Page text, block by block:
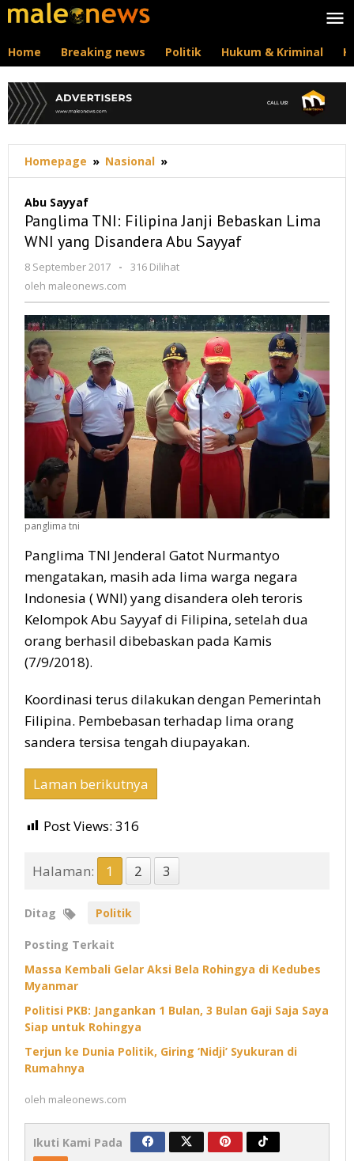
Lewati
ke
Home Breaking news Politik Hukum & Kriminal
Homepage » Nasional »
TNI:
Bebaskan
Lima
WNI
Sayyaf
Abu Sayyaf
Panglima TNI: Filipina Janji Bebaskan Lima
WNI yang Disandera Abu Sayyaf
8 September 2017
oleh
-
316 Dilihat
oleh maleonews.com
panglima tni
Panglima TNI Jenderal Gatot Nurmantyo
mengatakan, masih ada lima warga negara
Indonesia ( WNI) yang disandera oleh teroris
Kelompok Abu Sayyaf di Filipina, setelah dua
orang berhasil dibebaskan pada Kamis
(7/9/2018).
Koordinasi terus dilakukan dengan Pemerintah
Filipina. Pembebasan terhadap lima orang
sandera tersisa tengah diupayakan.
Laman berikutnya
Post Views: 316
Halaman: 1 2 3
Ditag Politik
Posting Terkait
Massa Kembali Gelar Aksi Bela Rohingya di Kedubes
Myanmar
Politisi PKB: Jangankan 1 Bulan, 3 Bulan Gaji Saja Saya
Siap untuk Rohingya
Terjun ke Dunia Politik, Giring ‘Nidji’ Syukuran di
Rumahnya
oleh maleonews.com
Ikuti Kami Pada